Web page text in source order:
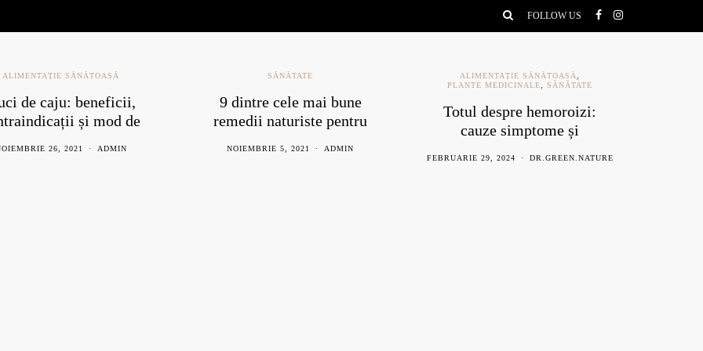
FOLLOW US
ALIMENTAȚIE SĂNĂTOASĂ
de caju: beneficii,
și mod de
26, 2021 ADMIN
SĂNĂTATE
9 dintre cele mai bune
remedii naturiste pentru
NOIEMBRIE 5, 2021 ADMIN
ALIMENTAȚIE SĂNĂTOASĂ
PLANTE MEDICINALE
,SĂNĂTATE
Totul despre hemoroizi:
cauze simptome și
FEBRUARIE 29, 2024 DR.GREEN.NATURE